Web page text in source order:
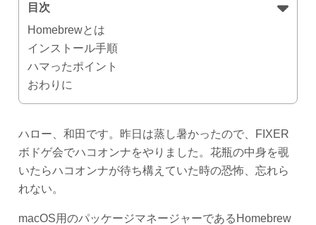
目次
Homebrewとは
インストール手順
ハマったポイント
おわりに
ハロー、和田です。昨日は蒸し暑かったので、FIXER
ボドゲ会でハコオンナをやりました。花瓶の中身を覗
いたらハコオンナが待ち構えていた時の恐怖、忘れら
れない。
macOS用のパッケージマネージャーであるHomebrew